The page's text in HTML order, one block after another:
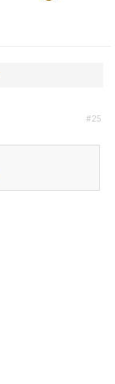
#25